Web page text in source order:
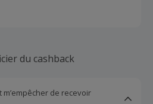
s’agisse d’aliments ou
des articles de qualité, de
et leur large choix de
d’accessoires pour animaux
du cashback
de recevoir